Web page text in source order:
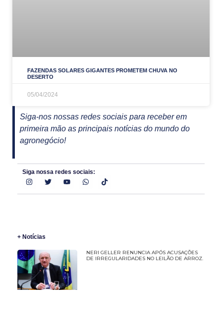
FAZENDAS SOLARES GIGANTES PROMETEM CHUVA NO
DESERTO
05/04/2024
Siga-nos nossas redes sociais para receber em
primeira mão as principais notícias do mundo do
agronegócio!
Siga nossa redes sociais:
+ Notícias
NERI GELLER RENUNCIA APÓS ACUSAÇÕES
DE IRREGULARIDADES NO LEILÃO DE ARROZ.